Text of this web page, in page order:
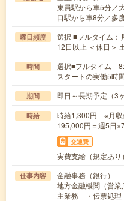
東員駅から車5分／
口駅から車8分／多
曜日頻度
選択 ■フルタイム：
12日以上 ＜休日＞
時間
選択■フルタイム
スタートの実働5時
期間 即日～長期予定（3
時給
時給1,300円 ※月収
195,000円＝週5日
交通費
実費支給（規定あり）
仕事内容
金融事務（銀行）
地方金融機関（営業
主業務 ・伝票処